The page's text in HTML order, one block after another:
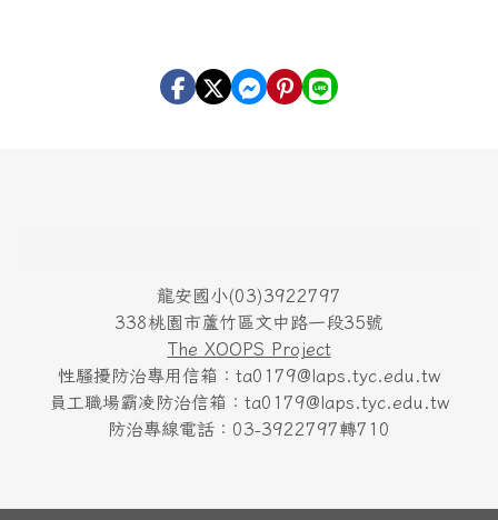
龍安國小(03)3922797
338桃園市蘆竹區文中路一段35號
The XOOPS Project
性騷擾防治專用信箱：ta0179@laps.tyc.edu.tw
員工職場霸凌防治信箱：ta0179@laps.tyc.edu.tw
防治專線電話：03-3922797轉710